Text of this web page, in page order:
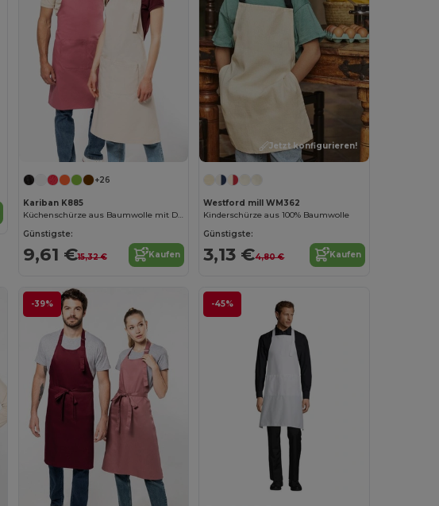
+26
Kariban K885
Küchenschürze aus Baumwolle mit Doppeltasche
Günstigste:
9,61 €15,32 € Kaufen
Jetzt konfigurieren!
Westford mill WM362
Kinderschürze aus 100% Baumwolle
Günstigste:
3,13 €4,80 € Kaufen
-39% -45%